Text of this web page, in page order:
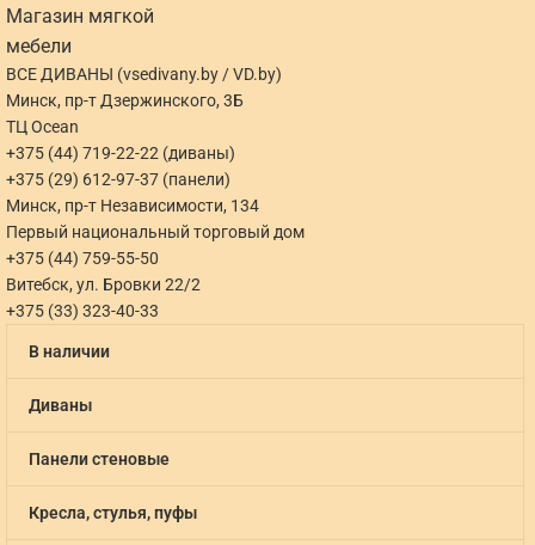
ВСЕ ДИВАНЫ (vsedivany.by / VD.by)
Минск, пр-т Дзержинского, 3Б
ТЦ Ocean
+375 (44) 719-22-22 (диваны)
+375 (29) 612-97-37 (панели)
Минск, пр-т Независимости, 134
Первый национальный торговый дом
+375 (44) 759-55-50
Витебск, ул. Бровки 22/2
+375 (33) 323-40-33
В наличии
Диваны
Панели стеновые
Кресла, стулья, пуфы